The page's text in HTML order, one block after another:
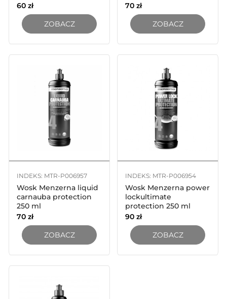
60 zł
ZOBACZ
70 zł
ZOBACZ
INDEKS: MTR-P006957
Wosk Menzerna liquid
carnauba protection
250 ml
70 zł
ZOBACZ
INDEKS: MTR-P006954
Wosk Menzerna power
lockultimate
protection 250 ml
90 zł
ZOBACZ